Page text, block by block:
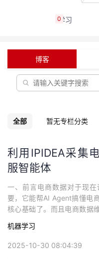
动
关
我
的
发
者
学
堂
的
我
我
Programs
的
支
持
我
技
的
0
博客
全部 暂无专栏分类
利用IPIDEA采集
服智能体
一、前言电商数据对于现
要，它能帮AI Agent搞懂电
核心基础了。而且电商数据
的信息、市场的最新变化，
格往往是关键 —— 价格数据
机器学习
2025-10-30 08:04:39